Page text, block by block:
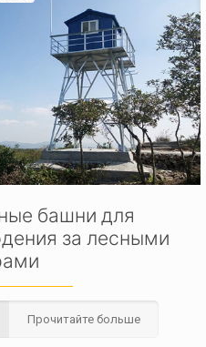
башни для
за лесными
Прочитайте больше